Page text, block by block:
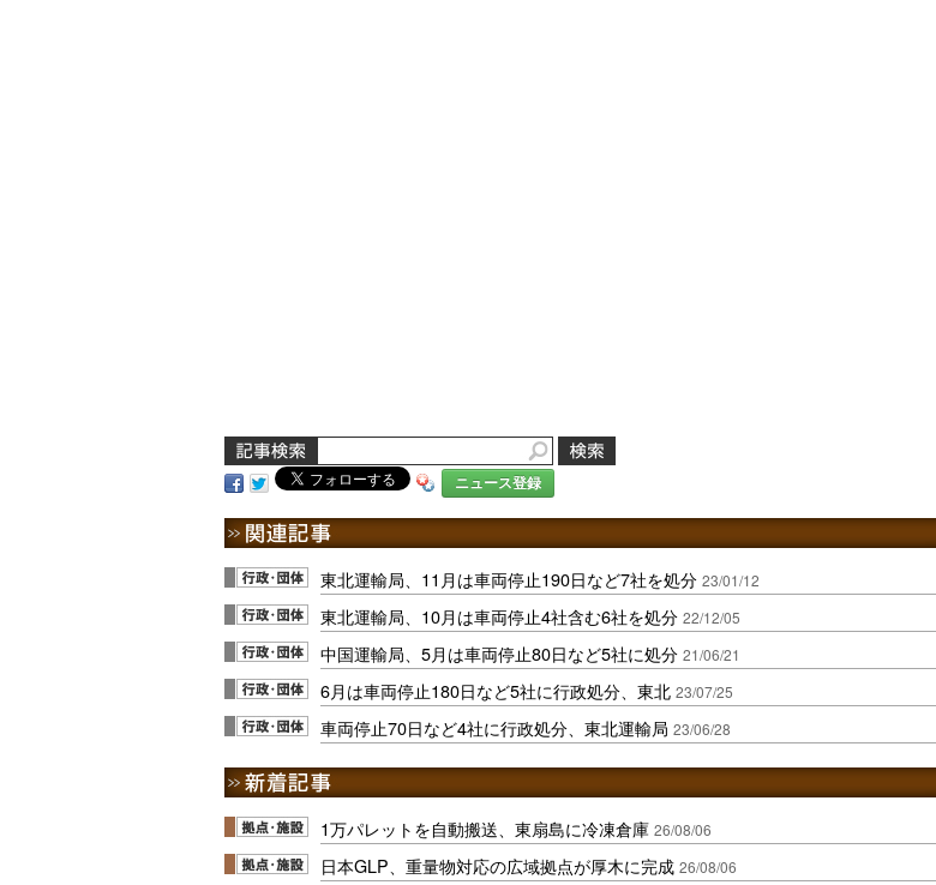
ニュース登録
東北運輸局、11月は車両停止190日など7社を処分 23/01/12
東北運輸局、10月は車両停止4社含む6社を処分 22/12/05
中国運輸局、5月は車両停止80日など5社に処分 21/06/21
6月は車両停止180日など5社に行政処分、東北 23/07/25
車両停止70日など4社に行政処分、東北運輸局 23/06/28
1万パレットを自動搬送、東扇島に冷凍倉庫 26/08/06
日本GLP、重量物対応の広域拠点が厚木に完成 26/08/06